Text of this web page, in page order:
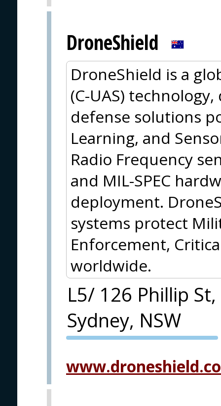
DroneShield
DroneShield is a
(C-UAS)
defense solutions
Learning, and
Radio Frequency
and MIL-SPEC
deployment.
systems protect
Enforcement,
worldwide.
L5/ 126 Phillip St,
Sydney, NSW
PVA EXPO